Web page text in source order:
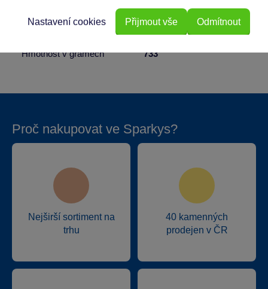
Hloubka 5
Hmotnost v gramech 733
Proč nakupovat ve Sparkys?
Nejširší sortiment na
trhu
40 kamenných
prodejen v ČR
Odmítnout
Nastavení cookies Přijmout vše